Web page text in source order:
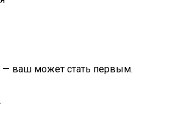
— ваш может стать первым.